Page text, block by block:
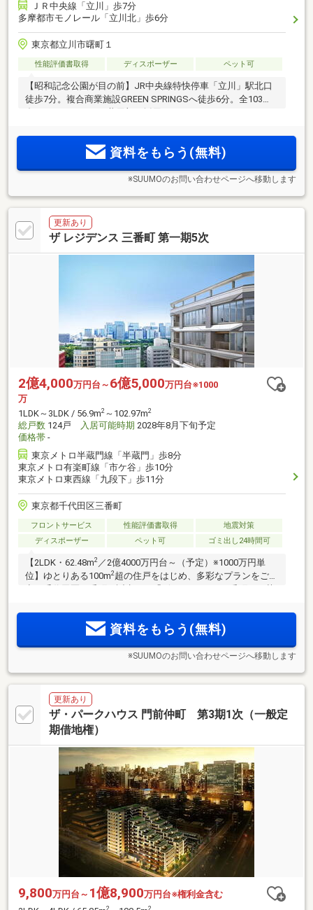
ＪＲ中央線「立川」歩7分
多摩都市モノレール「立川北」歩6分
東京都立川市曙町１
性能評価書取得 ディスポーザー ペット可
【昭和記念公園が目の前】JR中央線特快停車「立川」駅北口
徒歩7分。複合商業施設GREEN SPRINGSへ徒歩6分。全103
資料をもらう(無料)
※SUUMOのお問い合わせページへ移動します
更新あり
ザ レジデンス 三番町 第一期5次
2億4,000万円台～ 6億5,000万円台※1000
万
1LDK～3LDK / 56.9m2 ～102.97m2
総戸数 124戸 入居可能時期 2028年8月下旬予定
価格帯 -
東京メトロ半蔵門線「半蔵門」歩8分
東京メトロ有楽町線「市ケ谷」歩10分
東京メトロ東西線「九段下」歩11分
東京都千代田区三番町
フロントサービス 性能評価書取得
地震対策
ディスポーザー
ペット可 ゴミ出し24時間可
【2LDK・62.48m2 ／2億4000万円台～（予定）※1000万円単
位】ゆとりある100m2超の住戸をはじめ、多彩なプランをご用
を宿す。物件エントリー受付中。【三菱地所レジデンス×東京
資料をもらう(無料)
※SUUMOのお問い合わせページへ移動します
更新あり
ザ・パークハウス 門前仲町 第3期1次（一般定
期借地権）
9,800万円台～ 1億8,900万円台※権利金含む